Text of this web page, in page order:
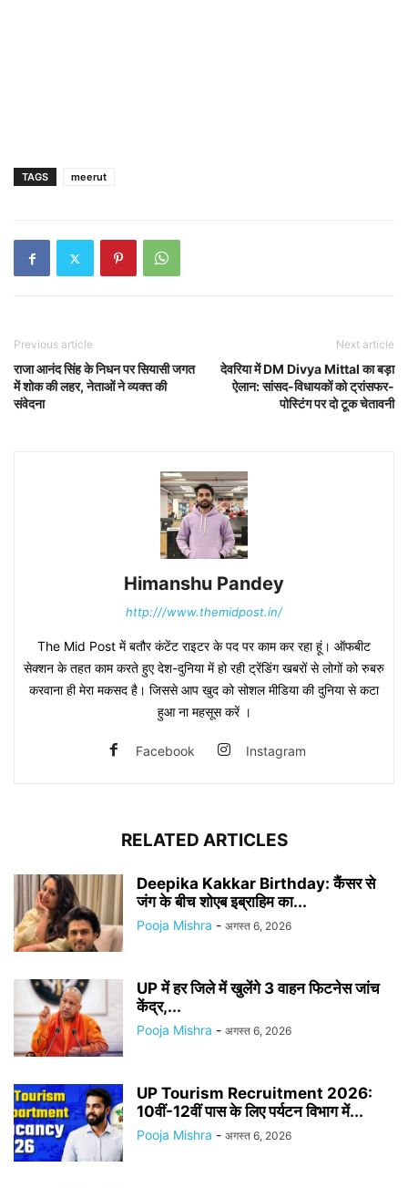
TAGS meerut
Previous article
राजा आनंद सिंह के निधन पर सियासी जगत
में शोक की लहर, नेताओं ने व्यक्त की
संवेदना
Next article
देवरिया में DM Divya Mittal का बड़ा
ऐलान: सांसद-विधायकों को ट्रांसफर-
पोस्टिंग पर दो टूक चेतावनी
Himanshu Pandey
http:///www.themidpost.in/
The Mid Post में बतौर कंटेंट राइटर के पद पर काम कर रहा हूं। ऑफबीट
सेक्शन के तहत काम करते हुए देश-दुनिया में हो रही ट्रेंडिंग खबरों से लोगों को रुबरु
करवाना ही मेरा मकसद है। जिससे आप खुद को सोशल मीडिया की दुनिया से कटा
हुआ ना महसूस करें ।
Facebook Instagram
RELATED ARTICLES
Deepika Kakkar Birthday: कैंसर से
जंग के बीच शोएब इब्राहिम का...
Pooja Mishra - अगस्त 6, 2026
UP में हर जिले में खुलेंगे 3 वाहन फिटनेस जांच
केंद्र,...
Pooja Mishra - अगस्त 6, 2026
UP Tourism Recruitment 2026:
10वीं-12वीं पास के लिए पर्यटन विभाग में...
Pooja Mishra - अगस्त 6, 2026